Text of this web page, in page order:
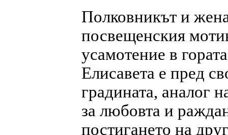
Полковникът и
посвещенския
усамотение в
Елисавета е пред
градината, аналог
за любовта и
постигането на